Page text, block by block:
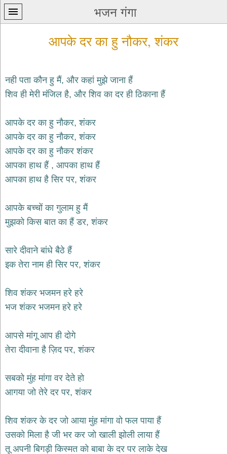
भजन गंगा
प्रथम
home
कृष्ण
भजन
krishna
bhajans
शिव
bhajans
हनुमान
hanuman
bhajans
साईं
bhajans
जैन
jain
bhajans
durga
bhajans
ganesh
राम
आपके दर का हु नौकर, शंकर
नही पता कौन हु मैं, और कहां मुझे जाना हैं
शिव ही मेरी मंजिल है, और शिव का दर ही ठिकाना हैं
आपके दर का हु नौकर, शंकर
आपके दर का हु नौकर, शंकर
आपके दर का हु नौकर शंकर
आपका हाथ हैं , आपका हाथ हैं
आपका हाथ है सिर पर, शंकर
आपके बच्चों का गुलाम हु मैं
मुझको किस बात का हैं डर, शंकर
सारे दीवाने बांधे बैठे हैं
इक तेरा नाम ही सिर पर, शंकर
शिव शंकर भजमन हरे हरे
भज शंकर भजमन हरे हरे
आपसे मांगू आप ही दोगे
तेरा दीवाना है ज़िद पर, शंकर
सबको मुंह मांगा वर देते हो
आगया जो तेरे दर पर, शंकर
शिव शंकर के दर जो आया मुंह मांगा वो फल पाया हैं
उसको मिला है जी भर कर जो खाली झोली लाया हैं
तू अपनी बिगड़ी किस्मत को बाबा के दर पर लाके देख